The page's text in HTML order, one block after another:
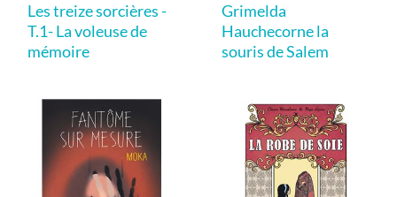
Les treize sorcières -
T.1- La voleuse de
mémoire
Grimelda
Hauchecorne la
souris de Salem